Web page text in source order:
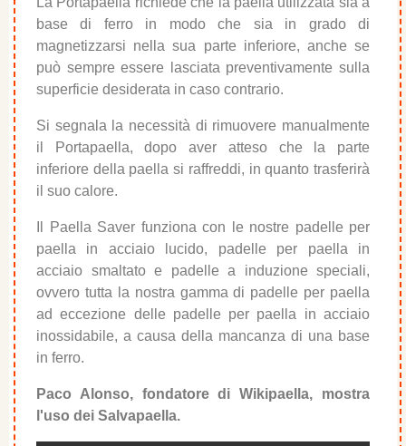
base di ferro in modo che sia in grado di
magnetizzarsi nella sua parte inferiore, anche se
può sempre essere lasciata preventivamente sulla
superficie desiderata in caso contrario.
Si segnala la necessità di rimuovere manualmente
il Portapaella, dopo aver atteso che la parte
inferiore della paella si raffreddi, in quanto trasferirà
il suo calore.
Il Paella Saver funziona con le nostre padelle per
paella in acciaio lucido, padelle per paella in
acciaio smaltato e padelle a induzione speciali,
ovvero tutta la nostra gamma di padelle per paella
ad eccezione delle padelle per paella in acciaio
inossidabile, a causa della mancanza di una base
in ferro.
Paco Alonso, fondatore di Wikipaella, mostra
l'uso dei Salvapaella.